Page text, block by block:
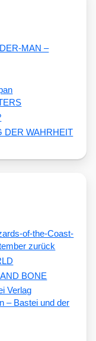
MAN –
DER WAHRHEIT
of-the-Coast-
zurück
BONE
– Bastei und der